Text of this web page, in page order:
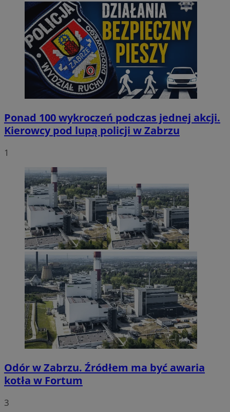
Ponad 100 wykroczeń podczas jednej akcji.
Kierowcy pod lupą policji w Zabrzu
1
Odór w Zabrzu. Źródłem ma być awaria
kotła w Fortum
3